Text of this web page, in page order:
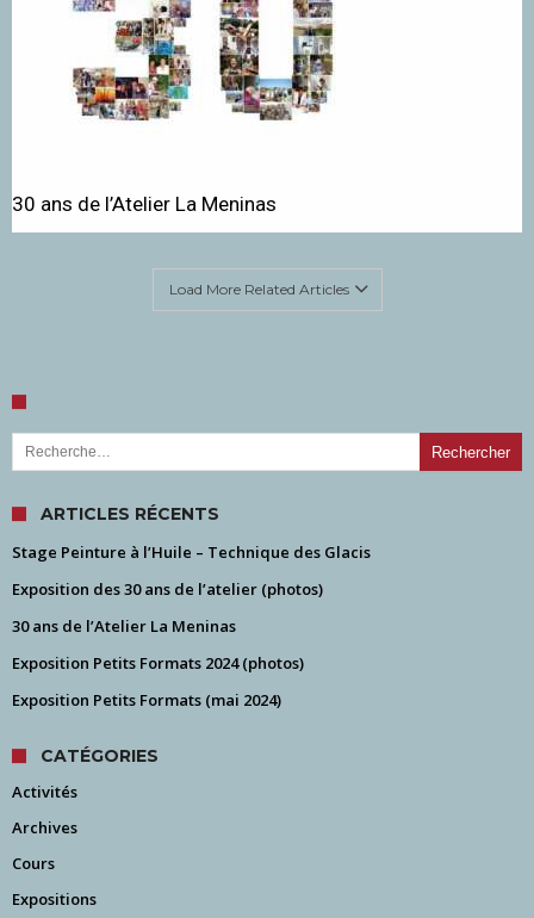
30 ans de l’Atelier La Meninas
Load More Related Articles
Rechercher :
ARTICLES RÉCENTS
Stage Peinture à l’Huile – Technique des Glacis
Exposition des 30 ans de l’atelier (photos)
30 ans de l’Atelier La Meninas
Exposition Petits Formats 2024 (photos)
Exposition Petits Formats (mai 2024)
CATÉGORIES
Activités
Archives
Cours
Expositions